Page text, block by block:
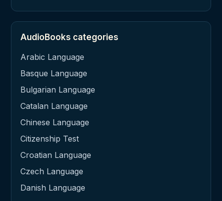
AudioBooks categories
Arabic Language
Basque Language
Bulgarian Language
Catalan Language
Chinese Language
Citizenship Test
Croatian Language
Czech Language
Danish Language